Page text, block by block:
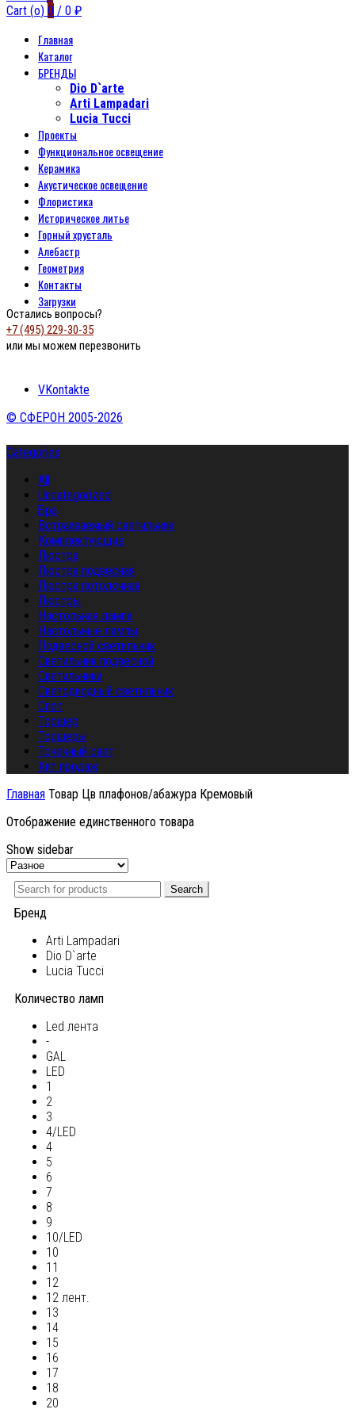
Cart (o) 0 / 0 ₽
Главная
Каталог
БРЕНДЫ
Dio D`arte
Arti Lampadari
Lucia Tucci
Проекты
Функциональное освещение
Керамика
Акустическое освещение
Флористика
Историческое литье
Горный хрусталь
Алебастр
Геометрия
Контакты
Загрузки
Остались вопросы?
+7 (495) 229-30-35
или мы можем перезвонить
VKontakte
© СФЕРОН 2005-2026
Categories
All
Uncategorized
Бра
Встраиваемый светильник
Комплектующие
Люстра
Люстра подвесная
Люстра потолочная
Люстры
Настольная лампа
Настольные лампы
Подвесной светильник
Светильник подвесной
Светильники
Светодиодный светильник
Спот
Торшер
Торшеры
Точечный свет
Хит продаж
Главная Товар Цв плафонов/абажура Кремовый
Отображение единственного товара
Show sidebar
Search
Бренд
Arti Lampadari
Dio D`arte
Lucia Tucci
Количество ламп
Led лента
-
GAL
LED
1
2
3
4/LED
4
5
6
7
8
9
10/LED
10
11
12
12 лент.
13
14
15
16
17
18
20